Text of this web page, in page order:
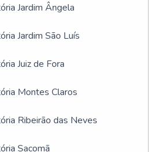
Jardim Ângela
Jardim São Luís
Juiz de Fora
Montes Claros
Ribeirão das Neves
Sacomã